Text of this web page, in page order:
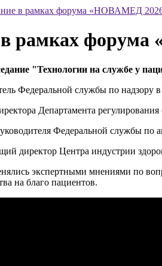
в рамках форума «НОВАМЕД
в рамках
"Технологии на службе у
Федеральной службы по надзору
Департамента
Федеральной службы по
директор Центра индустрии
экспертными мнениями по
на благо пациентов.